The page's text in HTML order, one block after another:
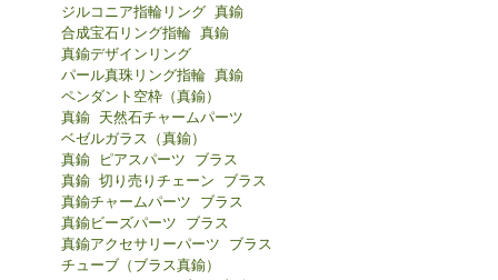
ジルコニア指輪リング 真鍮
合成宝石リング指輪 真鍮
真鍮デザインリング
パール真珠リング指輪 真鍮
ペンダント空枠（真鍮）
真鍮 天然石チャームパーツ
ベゼルガラス（真鍮）
真鍮 ピアスパーツ ブラス
真鍮 切り売りチェーン ブラス
真鍮チャームパーツ ブラス
真鍮ビーズパーツ ブラス
真鍮アクセサリーパーツ ブラス
チューブ（ブラス真鍮）